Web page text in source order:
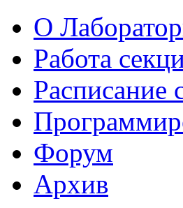
О
Работа
Расписание
Форум
Архив